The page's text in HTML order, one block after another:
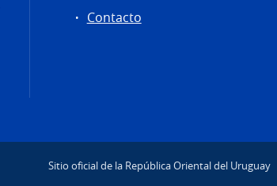
Contacto
Sitio oficial de la República Oriental del Uruguay